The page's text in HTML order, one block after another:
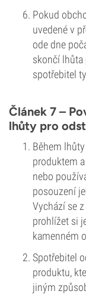
Pokud
uvedené v
ode dne
skončí lhůta
spotřebitel
Článek 7 –
lhůty pro
Během
produktem
nebo
posouzení
Vychází se
prohlížet si
kamenném
Spotřebitel
produktu,
jiným